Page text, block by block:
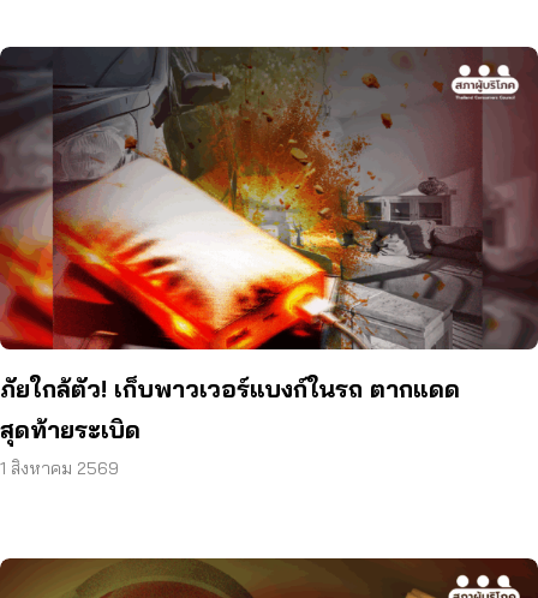
ภัยใกล้ตัว! เก็บพาวเวอร์แบงก์ในรถ ตากแดด
สุดท้ายระเบิด
1 สิงหาคม 2569